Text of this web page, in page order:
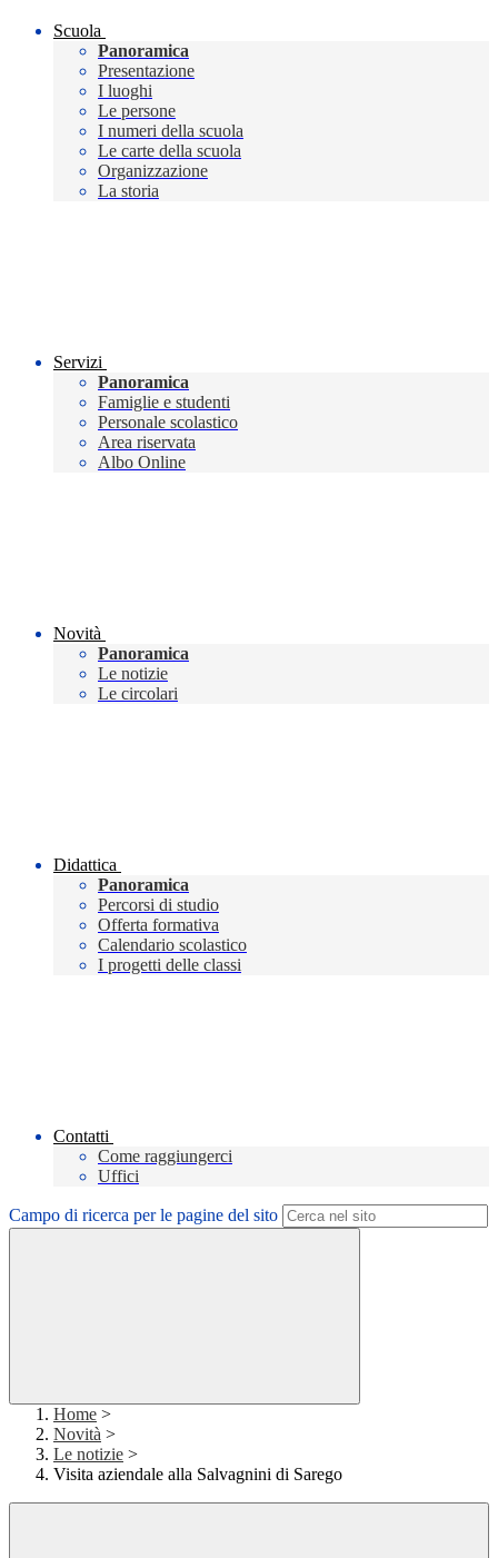
Scuola
Panoramica
Presentazione
I luoghi
Le persone
I numeri della scuola
Le carte della scuola
Organizzazione
La storia
Servizi
Panoramica
Famiglie e studenti
Personale scolastico
Area riservata
Albo Online
Novità
Panoramica
Le notizie
Le circolari
Didattica
Panoramica
Percorsi di studio
Offerta formativa
Calendario scolastico
I progetti delle classi
Contatti
Come raggiungerci
Uffici
Campo di ricerca per le pagine del sito
Home >
Novità >
Le notizie >
Visita aziendale alla Salvagnini di Sarego